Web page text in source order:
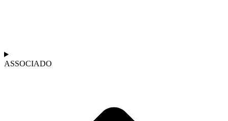
ASSOCIADO